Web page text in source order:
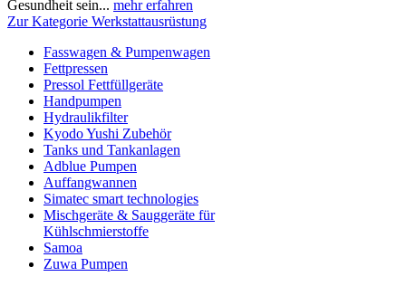
Gesundheit sein... mehr erfahren
Zur Kategorie Werkstattausrüstung
Fasswagen & Pumpenwagen
Fettpressen
Pressol Fettfüllgeräte
Handpumpen
Hydraulikfilter
Kyodo Yushi Zubehör
Tanks und Tankanlagen
Adblue Pumpen
Auffangwannen
Simatec smart technologies
Mischgeräte & Sauggeräte für
Kühlschmierstoffe
Samoa
Zuwa Pumpen